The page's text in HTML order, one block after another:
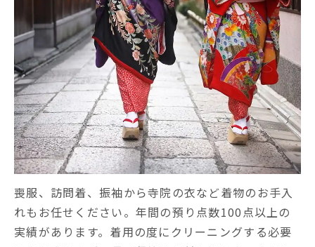
喪服、訪問着、振袖から寺院の衣など着物のお手入
れもお任せください。年間の預り点数100点以上の
実績があります。着用の度にクリーニングする必要